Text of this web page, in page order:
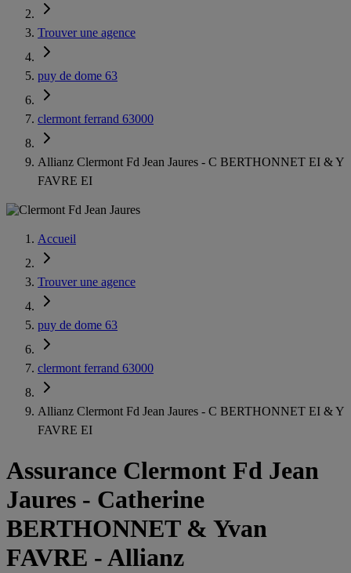
Trouver une agence
puy de dome 63
clermont ferrand 63000
Allianz Clermont Fd Jean Jaures - C BERTHONNET EI & Y
FAVRE EI
Accueil
Trouver une agence
puy de dome 63
clermont ferrand 63000
Allianz Clermont Fd Jean Jaures - C BERTHONNET EI & Y
FAVRE EI
Assurance Clermont Fd Jean
Jaures - Catherine
BERTHONNET & Yvan
FAVRE - Allianz